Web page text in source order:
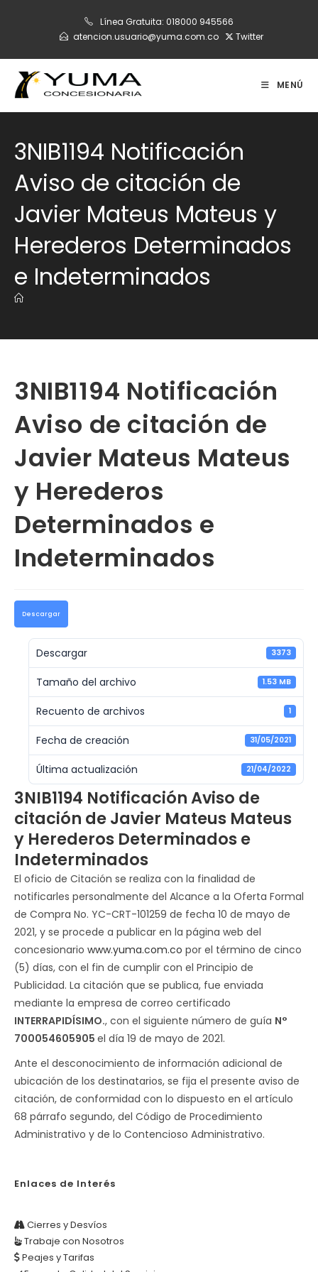
Línea Gratuita: 018000 945566
atencion.usuario@yuma.com.co
Twitter
MENÚ
3NIB1194 Notificación
Aviso de citación de
Javier Mateus Mateus y
Herederos Determinados
e Indeterminados
3NIB1194 Notificación
Aviso de citación de
Javier Mateus Mateus
y Herederos
Determinados e
Indeterminados
Descargar
Descargar 3373
Tamaño del archivo 1.53 MB
Recuento de archivos 1
Fecha de creación 31/05/2021
Última actualización 21/04/2022
3NIB1194 Notificación Aviso de
citación de Javier Mateus Mateus
y Herederos Determinados e
Indeterminados
El oficio de Citación se realiza con la finalidad de
notificarles personalmente del Alcance a la Oferta Formal
de Compra No. YC-CRT-101259 de fecha 10 de mayo de
2021, y se procede a publicar en la página web del
concesionario www.yuma.com.co por el término de cinco
(5) días, con el fin de cumplir con el Principio de
Publicidad. La citación que se publica, fue enviada
mediante la empresa de correo certificado
INTERRAPIDÍSIMO., con el siguiente número de guía N°
700054605905 el día 19 de mayo de 2021.
Ante el desconocimiento de información adicional de
ubicación de los destinatarios, se fija el presente aviso de
citación, de conformidad con lo dispuesto en el artículo
68 párrafo segundo, del Código de Procedimiento
Administrativo y de lo Contencioso Administrativo.
Enlaces de Interés
Cierres y Desvíos
Trabaje con Nosotros
Peajes y Tarifas